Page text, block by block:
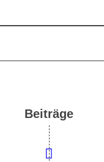
Beiträge